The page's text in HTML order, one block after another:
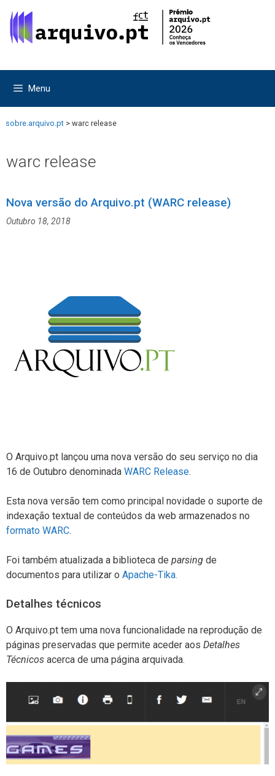
para
para
Menu
sobre.arquivo.pt > warc release
warc release
Nova versão do Arquivo.pt (WARC release)
Outubro 18, 2018
O Arquivo.pt lançou uma nova versão do seu serviço no dia
16 de Outubro denominada WARC Release.
Esta nova versão tem como principal novidade o suporte de
indexação textual de conteúdos da web armazenados no
formato WARC.
Foi também atualizada a biblioteca de parsing de
documentos para utilizar o Apache-Tika.
Detalhes técnicos
O Arquivo.pt tem uma nova funcionalidade na reprodução de
páginas preservadas que permite aceder aos Detalhes
Técnicos acerca de uma página arquivada.